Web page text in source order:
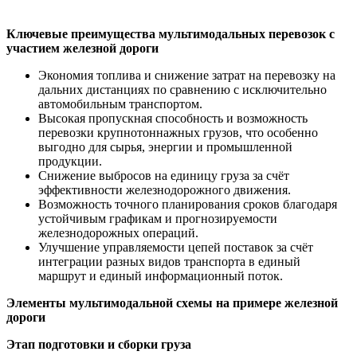
Ключевые преимущества мультимодальных перевозок с
участием железной дороги
Экономия топлива и снижение затрат на перевозку на
дальних дистанциях по сравнению с исключительно
автомобильным транспортом.
Высокая пропускная способность и возможность
перевозки крупнотоннажных грузов, что особенно
выгодно для сырья, энергии и промышленной
продукции.
Снижение выбросов на единицу груза за счёт
эффективности железнодорожного движения.
Возможность точного планирования сроков благодаря
устойчивым графикам и прогнозируемости
железнодорожных операций.
Улучшение управляемости цепей поставок за счёт
интеграции разных видов транспорта в единый
маршрут и единый информационный поток.
Элементы мультимодальной схемы на примере железной
дороги
Этап подготовки и сборки груза